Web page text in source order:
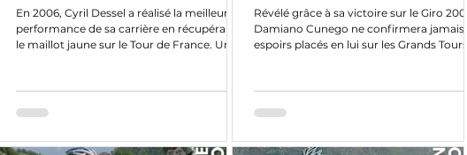
En 2006, Cyril Dessel a réalisé la meilleure
performance de sa carrière en récupérant
le maillot jaune sur le Tour de France. Une
Révélé grâce à sa victoire sur le Giro
Damiano Cunego ne confirmera jamais
espoirs placés en lui sur les Grands